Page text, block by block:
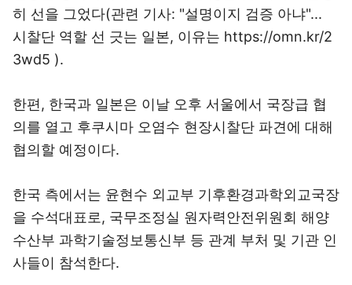
히 선을 그었다(관련 기사: "설명이지 검증 아냐"...
시찰단 역할 선 긋는 일본, 이유는 https://omn.kr/2
3wd5 ).
한편, 한국과 일본은 이날 오후 서울에서 국장급 협
의를 열고 후쿠시마 오염수 현장시찰단 파견에 대해
협의할 예정이다.
한국 측에서는 윤현수 외교부 기후환경과학외교국장
을 수석대표로, 국무조정실 원자력안전위원회 해양
수산부 과학기술정보통신부 등 관계 부처 및 기관 인
사들이 참석한다.